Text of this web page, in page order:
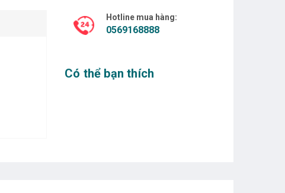
Hotline mua hàng:
0569168888
Có thể bạn thích